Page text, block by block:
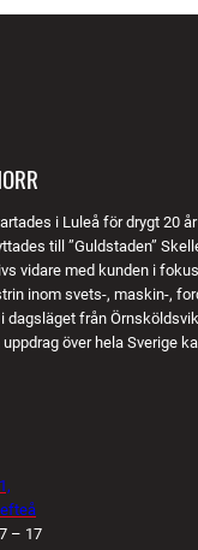
i Luleå för drygt 20
till ”Guldstaden”
vidare med kunden i
inom svets-, maskin-,
dagsläget från Örnsköldsvik
uppdrag över hela Sverige
– 17